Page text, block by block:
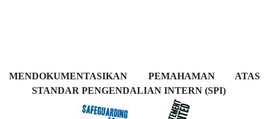
MENDOKUMENTASIKAN PEMAHAMAN ATAS
STANDAR PENGENDALIAN INTERN (SPI)